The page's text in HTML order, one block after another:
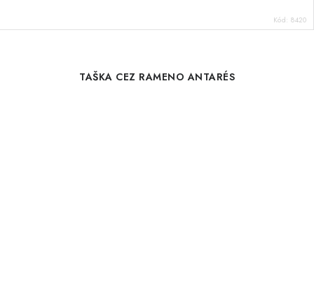
Kód: 8420
TAŠKA CEZ RAMENO ANTARÉS